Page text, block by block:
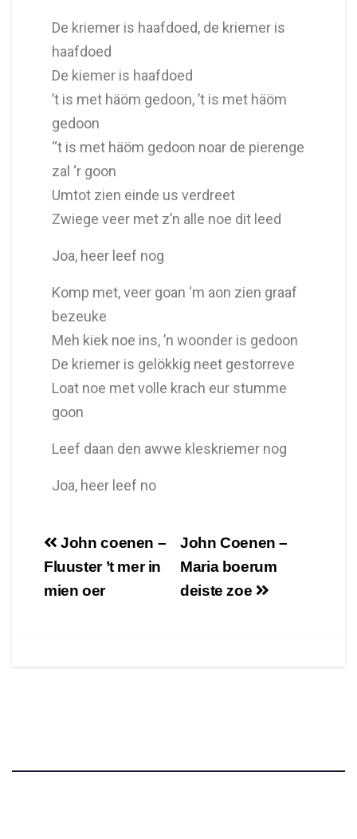
De kriemer is haafdoed, de kriemer is
haafdoed
De kiemer is haafdoed
’t is met häöm gedoon, ’t is met häöm
gedoon
“t is met häöm gedoon noar de pierenge
zal ‘r goon
Umtot zien einde us verdreet
Zwiege veer met z’n alle noe dit leed
Joa, heer leef nog
Komp met, veer goan ‘m aon zien graaf
bezeuke
Meh kiek noe ins, ’n woonder is gedoon
De kriemer is gelökkig neet gestorreve
Loat noe met volle krach eur stumme
goon
Leef daan den awwe kleskriemer nog
Joa, heer leef no
John Coenen –
Maria boerum
deiste zoe
John coenen –
Fluuster ’t mer in
mien oer